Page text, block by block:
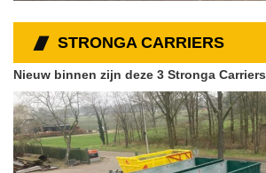
STRONGA CARRIERS
Nieuw binnen zijn deze 3 Stronga Carriers